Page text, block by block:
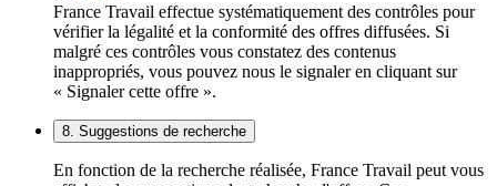
France Travail effectue systématiquement des contrôles pour
vérifier la légalité et la conformité des offres diffusées. Si
malgré ces contrôles vous constatez des contenus
inappropriés, vous pouvez nous le signaler en cliquant sur
« Signaler cette offre ».
8. Suggestions de recherche
En fonction de la recherche réalisée, France Travail peut vous